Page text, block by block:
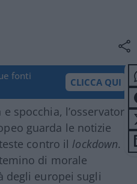
fonti
CLICCA QUI
spocchia, l’osservatore
guarda le notizie
contro il lockdown. E
di morale
degli europei sugli